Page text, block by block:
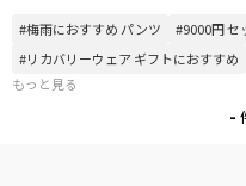
#梅雨におすすめ パンツ
#9000円 セ
#リカバリーウェア ギフトにおすすめ
もっと見る
-